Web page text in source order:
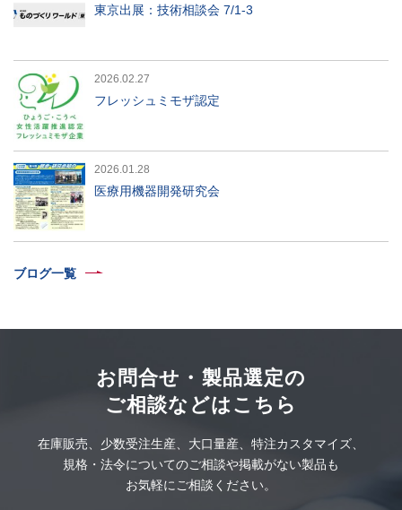
東京出展：技術相談会 7/1-3
2026.02.27
フレッシュミモザ認定
2026.01.28
医療用機器開発研究会
ブログ一覧
お問合せ・製品選定の
ご相談などはこちら
在庫販売、 少数受注生産、 大口量産、 特注カスタマイズ、
規格・法令についてのご相談や掲載がない製品も
お気軽にご相談ください。